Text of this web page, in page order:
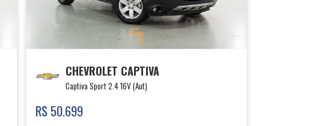
CHEVROLET CAPTIVA
Captiva Sport 2.4 16V (Aut)
R$ 50.699